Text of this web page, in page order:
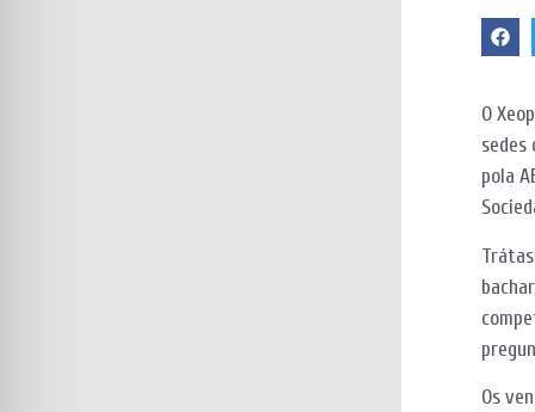
O
sedes
pola
Os